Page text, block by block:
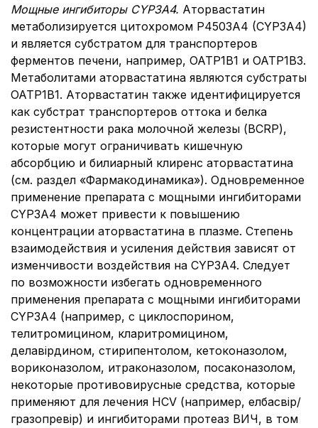
Мощные ингибиторы CYP3A4. Аторвастатин
метаболизируется цитохромом P4503A4 (CYP3A4)
и является субстратом для транспортеров
ферментов печени, например, OATP1B1 и OATP1B3.
Метаболитами аторвастатина являются субстраты
OATP1B1. Аторвастатин также идентифицируется
как субстрат транспортеров оттока и белка
резистентности рака молочной железы (BCRP),
которые могут ограничивать кишечную
абсорбцию и билиарный клиренс аторвастатина
(см. раздел «Фармакодинамика»). Одновременное
применение препарата с мощными ингибиторами
CYP3A4 может привести к повышению
концентрации аторвастатина в плазме. Степень
взаимодействия и усиления действия зависят от
изменчивости воздействия на CYP3A4. Следует
по возможности избегать одновременного
применения препарата с мощными ингибиторами
CYP3A4 (например, с циклоспорином,
телитромицином, кларитромицином,
делавірдином, стирипентолом, кетоконазолом,
вориконазолом, итраконазолом, посаконазолом,
некоторые противовирусные средства, которые
применяют для лечения HCV (например, елбасвір/
гразопревір) и ингибиторами протеаз ВИЧ, в том